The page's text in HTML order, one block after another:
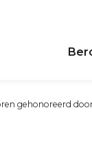
gehonoreerd